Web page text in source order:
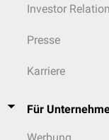
Kombinierte Formen
gleichzeitig. Dies ist
Investor
Presse
Karriere
Für
Werbung